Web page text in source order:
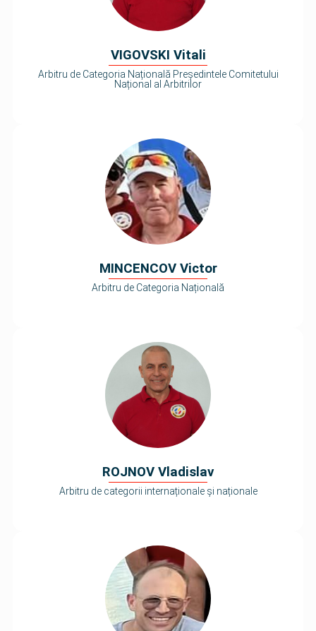
VIGOVSKI Vitali
Arbitru de Categoria Națională Președintele Comitetului
Național al Arbitrilor
MINCENCOV Victor
Arbitru de Categoria Națională
ROJNOV Vladislav
Arbitru de categorii internaționale și naționale